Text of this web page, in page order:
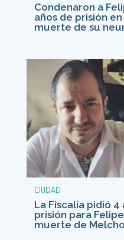
Condenaron a
años de prisión
muerte de su
CIUDAD
La Fiscalía pidió 4
prisión para
muerte de